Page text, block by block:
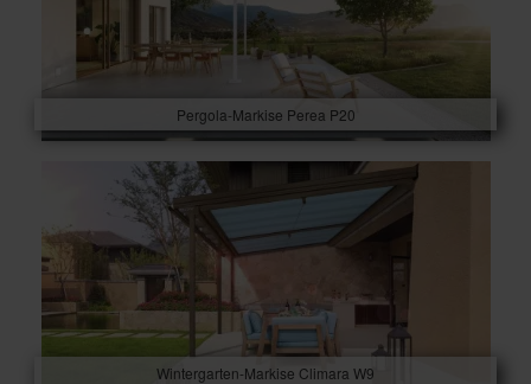
Pergola-Markise Perea P20
Wintergarten-Markise Climara W9